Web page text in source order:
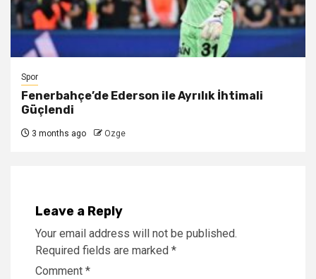
Spor
Fenerbahçe’de Ederson ile Ayrılık İhtimali
Güçlendi
3 months ago Ozge
Leave a Reply
Your email address will not be published.
Required fields are marked *
Comment *